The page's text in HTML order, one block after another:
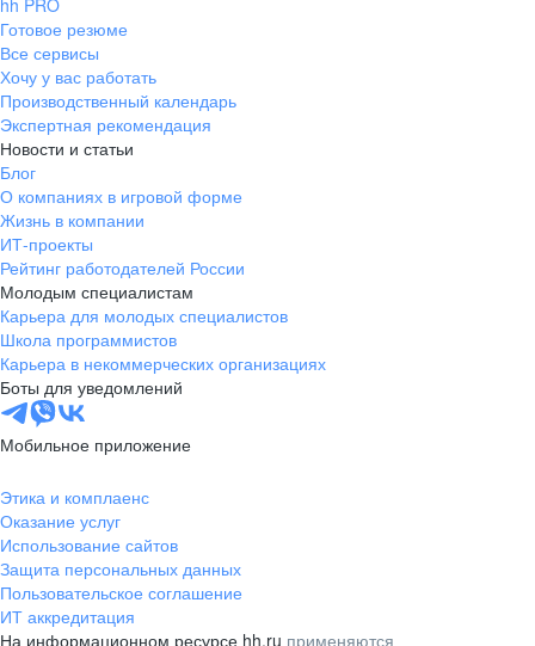
hh PRO
Готовое резюме
Все сервисы
Хочу у вас работать
Производственный календарь
Экспертная рекомендация
Новости и статьи
Блог
О компаниях в игровой форме
Жизнь в компании
ИТ-проекты
Рейтинг работодателей России
Молодым специалистам
Карьера для молодых специалистов
Школа программистов
Карьера в некоммерческих организациях
Боты для уведомлений
Мобильное приложение
Этика и комплаенс
Оказание услуг
Использование сайтов
Защита персональных данных
Пользовательское соглашение
ИТ аккредитация
На информационном ресурсе hh.ru применяются